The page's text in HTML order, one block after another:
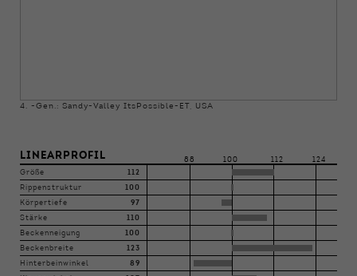
4. -Gen.: Sandy-Valley ItsPossible-ET, USA
LINEARPROFIL 88 100 112
124
Größe
112
Rippenstruktur 100
Körpertiefe 97
Stärke 110
Beckenneigung 100
Beckenbreite 123
Hinterbeinwinkel 89